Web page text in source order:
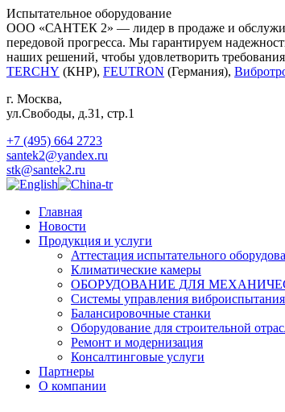
Испытательное оборудование
ООО «САНТЕК 2» — лидер в продаже и
передовой прогресса. Мы гарантируем
наших решений, чтобы удовлетворить
TERCHY (КНР), FEUTRON (Германия),
г. Москва,
ул.Свободы, д.31, стр.1
+7 (495) 664 2723
santek2@yandex.ru
stk@santek2.ru
Главная
Новости
Продукция и услуги
Аттестация испытательного
Климатические камеры
ОБОРУДОВАНИЕ ДЛЯ
Системы управления
Балансировочные станки
Оборудование для строительной
Ремонт и модернизация
Консалтинговые услуги
Партнеры
О компании